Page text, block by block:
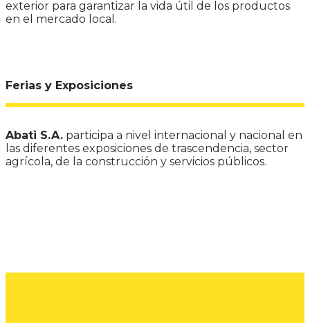
exterior para garantizar la vida útil de los productos
en el mercado local.
Ferias y Exposiciones
Abati S.A. participa a nivel internacional y nacional en
las diferentes exposiciones de trascendencia, sector
agrícola, de la construcción y servicios públicos.